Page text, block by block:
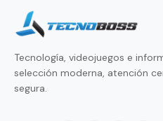
Tecnología, videojuegos e
selección moderna, atención
segura.